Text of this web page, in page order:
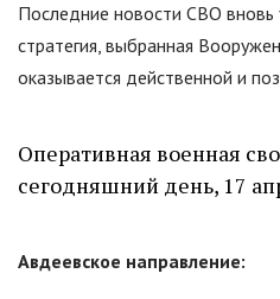
Последние новости СВО вновь
стратегия, выбранная
оказывается действенной и
Оперативная военная
сегодняшний день, 17
Авдеевское направление: